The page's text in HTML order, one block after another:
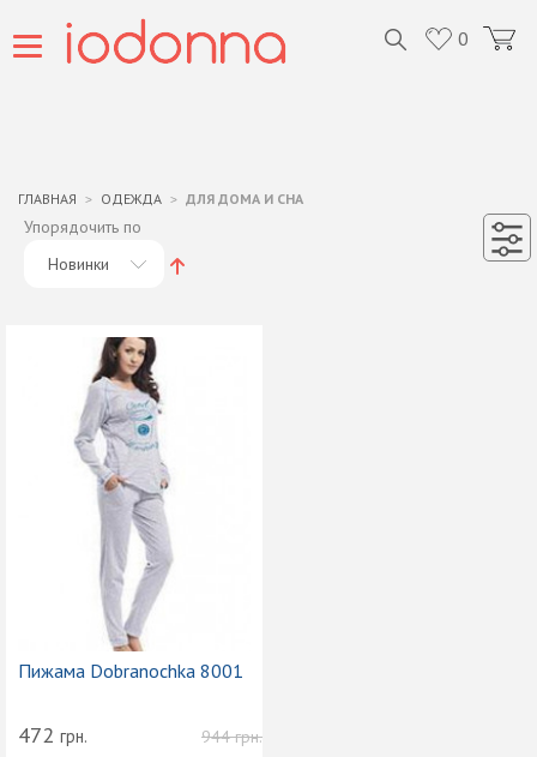
0
ГЛАВНАЯ ОДЕЖДА ДЛЯ ДОМА И СНА
Упорядочить по
Новинки
Пижама Dobranochka 8001
944грн.
472 грн.